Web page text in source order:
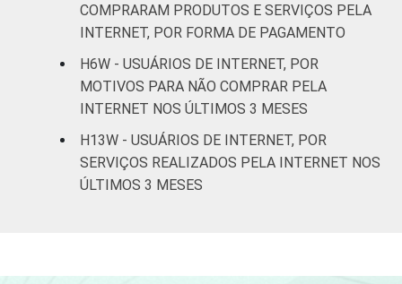
SOCIAL
C 59 40
DE 39 60
Estudos para o Desenvolvimento da
Sociedade da Informação (Cetic.br),
Pesquisa on-line com usuários de Internet no
COMPRARAM PRODUTOS E SERVIÇOS PELA
INTERNET, POR FORMA DE PAGAMENTO
H6W - USUÁRIOS DE INTERNET, POR
MOTIVOS PARA NÃO COMPRAR PELA
INTERNET NOS ÚLTIMOS 3 MESES
H13W - USUÁRIOS DE INTERNET, POR
SERVIÇOS REALIZADOS PELA INTERNET NOS
ÚLTIMOS 3 MESES